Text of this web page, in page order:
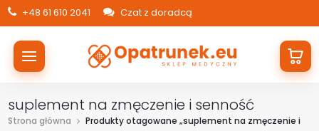
+48 61 610 2041 Czat z doradcą
suplement na zmęczenie i senność
Strona główna
Produkty otagowane „suplement na zmęczenie i